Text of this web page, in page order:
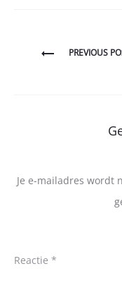
BerichtPREVIOUS
Je e-mailadres wordt
Reactie *